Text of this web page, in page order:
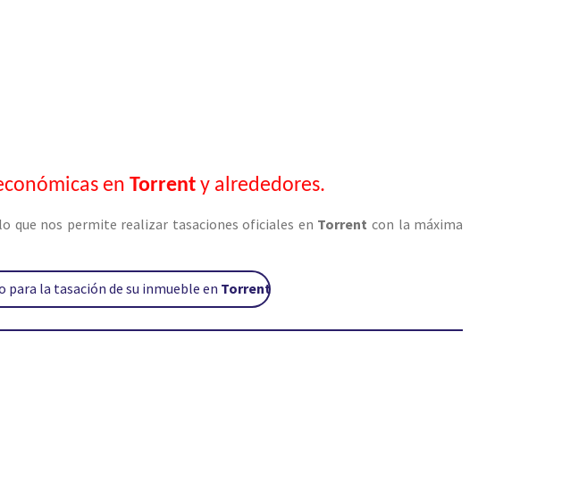
en Torrent y alrededores.
lo que nos permite realizar tasaciones oficiales en Torrent con la máxima
para la tasación de su inmueble en Torrent